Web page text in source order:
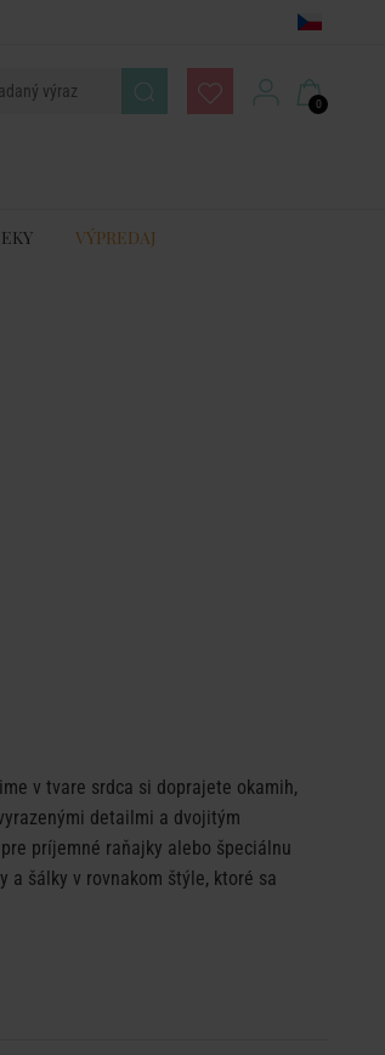
0
VÝPREDAJ
v tvare srdca si doprajete okamih,
detailmi a dvojitým
príjemné raňajky alebo špeciálnu
a šálky v rovnakom štýle, ktoré sa